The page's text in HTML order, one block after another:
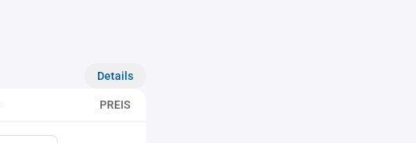
Details
PREIS